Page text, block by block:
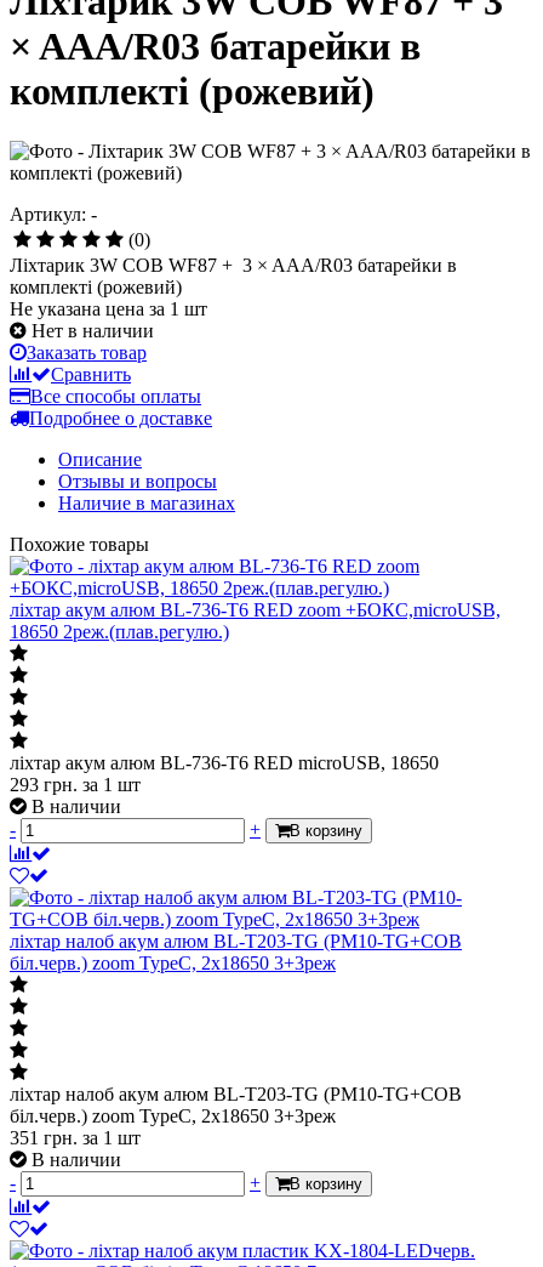
× AAA/R03 батарейки в
комплекті (рожевий)
Артикул: -
(0)
Ліхтарик 3W COB WF87 + 3 × AAA/R03 батарейки в
комплекті (рожевий)
Не указана цена за 1 шт
Нет в наличии
Заказать товар
Сравнить
Все способы оплаты
Подробнее о доставке
Описание
Отзывы и вопросы
Наличие в магазинах
Похожие товары
ліхтар акум алюм BL-736-T6 RED zoom +БОКС,microUSB,
18650 2реж.(плав.регулю.)
ліхтар акум алюм BL-736-T6 RED microUSB, 18650
293 грн. за 1 шт
В наличии
-
+ В корзину
ліхтар налоб акум алюм BL-T203-TG (PM10-TG+СОВ
біл.черв.) zoom TypeC, 2х18650 3+3реж
ліхтар налоб акум алюм BL-T203-TG (PM10-TG+СОВ
біл.черв.) zoom TypeC, 2х18650 3+3реж
351 грн. за 1 шт
В наличии
-
+ В корзину